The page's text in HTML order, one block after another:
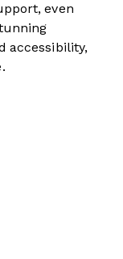
even
accessibility,